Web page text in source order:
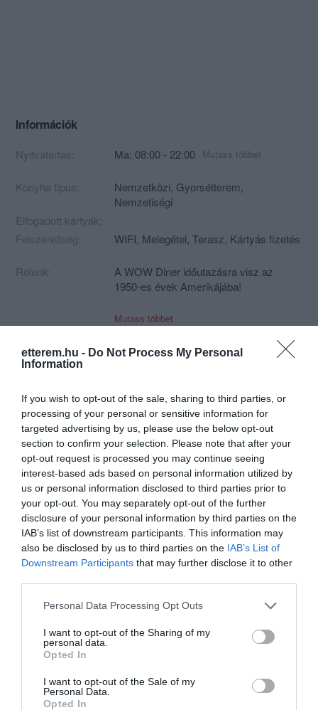
etterem.hu - Do Not Process My Personal
Information
If you wish to opt-out of the sale, sharing to third parties, or
processing of your personal or sensitive information for
targeted advertising by us, please use the below opt-out
section to confirm your selection. Please note that after your
opt-out request is processed you may continue seeing
interest-based ads based on personal information utilized by
us or personal information disclosed to third parties prior to
your opt-out. You may separately opt-out of the further
disclosure of your personal information by third parties on the
IAB’s list of downstream participants. This information may
also be disclosed by us to third parties on the IAB’s List of
Downstream Participants that may further disclose it to other
Please note that this website/app uses one or more Google
not limited to your visit or usage behaviour. You may click to
grant or deny consent to Google and its third-party tags to
use your data for below specified purposes in below Google
consent section.
Personal Data Processing Opt Outs
I want to opt-out of the Sharing of my
personal data.
Opted In
I want to opt-out of the Sale of my
Personal Data.
Opted In
Információk
Nyitvatartás: Ma: 08:00 - 22:00 Mutass többet
Konyha típus: Nemzetközi, Gyorsétterem,
Nemzetiségi
Elfogadott kártyák:
Felszereltség:
WIFI, Melegétel, Terasz, Kártyás fizetés
Rólunk:
A WOW Diner időutazásra visz az
1950-es évek Amerikájába!
Miért pont ide, Amerikába?
Mert az igazi palacsinta és gofri
amerikai! Nem hiszed? Kóstold meg és
New York gyorsétteremben, egy dolgot
biztosan tudtunk, ilyen kell itthonra is!
Képzelj el egy Oreo keksszel töltött
gofri, vanília krémmel, isteni csoki
öntettel és persze mini pillecukorral!
Maga a mennyország!
Bagel és turmix szintén óriás
népszerűségnek örvendő termékek az
USA-ban, a filmekből már jól ismert
reggeliző helyek kínálatából nem
hiányozhatnak. Így természetesen a
Wow Dinerbe is elhoztunk Nektek.
Miért pont az ’50-es évekbe?
Mert ekkor még tudták hogyan kell
Amerikában a második világháború
utáni gazdasági fejlődés optimizmussal
Mutass többet
1065 Budapest, Nagymező u. 37-39.
+36 30 180 4180
wowwafflekft@gmail.com
www.wowdiner.hu
fb.com/WOW-American-Retro-Diner-1494856150819088/
Probléma jelentése Te vagy a tulajdonos?